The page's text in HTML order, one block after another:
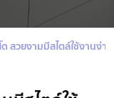
สวยงามมีสไตล์ใช้งานง่า